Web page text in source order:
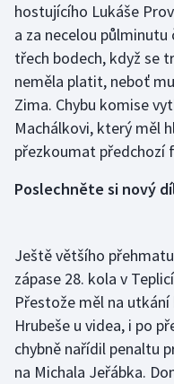
Házená
Jezdectví
Judo
Krasobruslení
Lezení
Moderní pětiboj
Motorsport
Olympijské hry
hostujícího Lukáše
a za necelou
třech bodech, když se
neměla platit, neboť
Zima. Chybu komise
Machálkovi, který měl
přezkoumat předchozí
Poslechněte si nový
Ještě většího
zápase 28. kola v
Přestože měl na
Hrubeše u videa, i po
chybně nařídil penaltu
na Michala Jeřábka.